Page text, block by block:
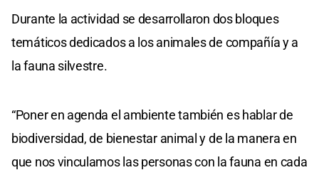
Durante la actividad se desarrollaron dos bloques
temáticos dedicados a los animales de compañía y a
la fauna silvestre.
“Poner en agenda el ambiente también es hablar de
biodiversidad, de bienestar animal y de la manera en
que nos vinculamos las personas con la fauna en cada